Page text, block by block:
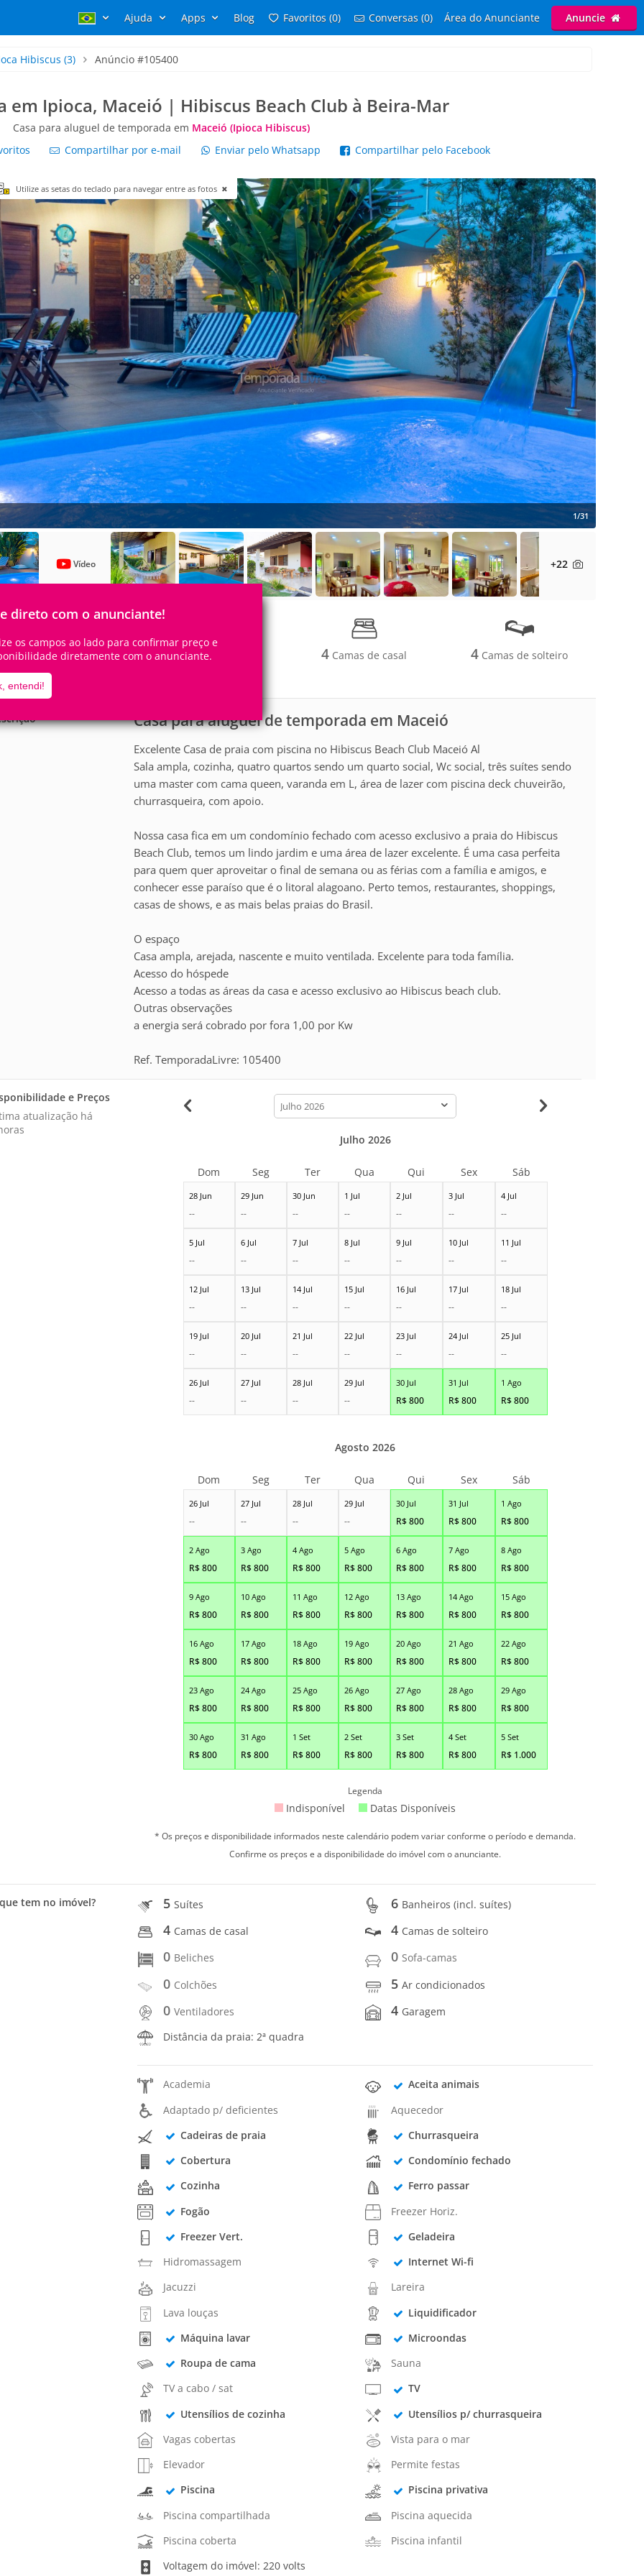
Ajuda Apps Blog Favoritos (0) Conversas (0) Área do Anunciante Anuncie
Hibiscus (3) Anúncio #105400
em Ipioca, Maceió | Hibiscus Beach Club à Beira-Mar
Casa para aluguel de temporada em Maceió (Ipioca Hibiscus)
Compartilhar por e-mail Enviar pelo Whatsapp Compartilhar pelo Facebook
direto com o anunciante!
os campos ao lado para confirmar preço e
diretamente com o anunciante.
entendi!
Utilize as setas do teclado para navegar entre as fotos
1/31
+22
Vídeo
12Pessoas 5Quartos 4 Camas de casal 4 Camas de solteiro
Casa para aluguel de temporada em Maceió
Excelente Casa de praia com piscina no Hibiscus Beach Club Maceió Al
Sala ampla, cozinha, quatro quartos sendo um quarto social, Wc social, três suítes sendo
uma master com cama queen, varanda em L, área de lazer com piscina deck chuveirão,
churrasqueira, com apoio.
Nossa casa fica em um condomínio fechado com acesso exclusivo a praia do Hibiscus
Beach Club, temos um lindo jardim e uma área de lazer excelente. É uma casa perfeita
para quem quer aproveitar o final de semana ou as férias com a família e amigos, e
conhecer esse paraíso que é o litoral alagoano. Perto temos, restaurantes, shoppings,
casas de shows, e as mais belas praias do Brasil.
O espaço
Casa ampla, arejada, nascente e muito ventilada. Excelente para toda família.
Acesso do hóspede
Acesso a todas as áreas da casa e acesso exclusivo ao Hibiscus beach club.
Outras observações
a energia será cobrado por fora 1,00 por Kw
Ref. TemporadaLivre: 105400
e Preços
atualização há
calendar-
month
28 Jun
--
29 Jun
--
30 Jun
--
1 Jul
--
2 Jul
--
3 Jul
--
4 Jul
--
5 Jul
--
6 Jul
--
7 Jul
--
8 Jul
--
9 Jul
--
10 Jul
--
11 Jul
--
12 Jul
--
13 Jul
--
14 Jul
--
15 Jul
--
16 Jul
--
17 Jul
--
18 Jul
--
19 Jul
--
20 Jul
--
21 Jul
--
22 Jul
--
23 Jul
--
24 Jul
--
25 Jul
--
26 Jul
--
27 Jul
--
28 Jul
--
29 Jul
--
30 Jul
R$800
31 Jul
R$800
1 Ago
R$800
Julho 2026
Dom Seg Ter Qua Qui Sex Sáb
26 Jul
--
27 Jul
--
28 Jul
--
29 Jul
--
30 Jul
R$800
31 Jul
R$800
1 Ago
R$800
2 Ago
R$800
3 Ago
R$800
4 Ago
R$800
5 Ago
R$800
6 Ago
R$800
7 Ago
R$800
8 Ago
R$800
9 Ago
R$800
10 Ago
R$800
11 Ago
R$800
12 Ago
R$800
13 Ago
R$800
14 Ago
R$800
15 Ago
R$800
16 Ago
R$800
17 Ago
R$800
18 Ago
R$800
19 Ago
R$800
20 Ago
R$800
21 Ago
R$800
22 Ago
R$800
23 Ago
R$800
24 Ago
R$800
25 Ago
R$800
26 Ago
R$800
27 Ago
R$800
28 Ago
R$800
29 Ago
R$800
30 Ago
R$800
31 Ago
R$800
1 Set
R$800
2 Set
R$800
3 Set
R$800
4 Set
R$800
5 Set
R$ 1.000
Agosto 2026
Dom Seg Ter Qua Qui Sex Sáb
Legenda
Indisponível Datas Disponíveis
* Os preços e disponibilidade informados neste calendário podem variar conforme o período e demanda.
Confirme os preços e a disponibilidade do imóvel com o anunciante.
tem no imóvel? 5Suítes 6 Banheiros (incl. suítes)
4 Camas de casal 4 Camas de solteiro
0 Beliches 0 Sofa-camas
0 Colchões 5Ar condicionados
0Ventiladores 4 Garagem
Distância da praia: 2ª quadra
Academia
Aceita animais
Adaptado p/ deficientes
Aquecedor
Cadeiras de praia
Churrasqueira
Cobertura
Condomínio fechado
Cozinha
Ferro passar
Fogão
Freezer Horiz.
Freezer Vert.
Geladeira
Hidromassagem
Internet Wi-fi
Jacuzzi
Lareira
Lava louças
Liquidificador
Máquina lavar
Microondas
Roupa de cama
Sauna
TV a cabo / sat
TV
Utensílios de cozinha
Utensílios p/ churrasqueira
Vagas cobertas
Vista para o mar
Elevador
Permite festas
Piscina
Piscina privativa
Piscina compartilhada
Piscina aquecida
Piscina coberta
Piscina infantil
Voltagem do imóvel: 220 volts